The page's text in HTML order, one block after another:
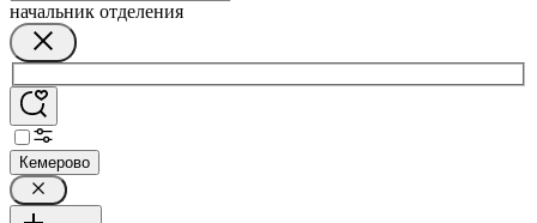
начальник отделения
Кемерово